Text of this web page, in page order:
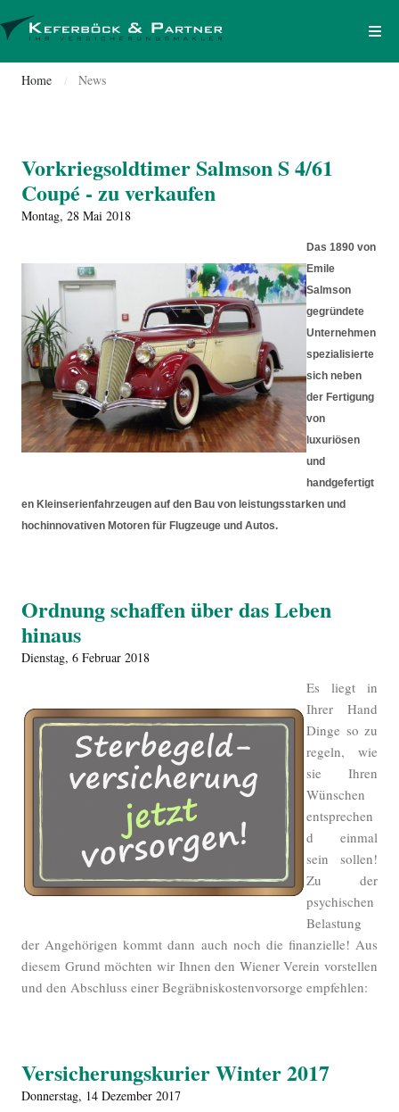
Home / News
Vorkriegsoldtimer Salmson S 4/61
Coupé - zu verkaufen
Montag, 28 Mai 2018
Das 1890 von
Emile
Salmson
gegründete
Unternehmen
spezialisierte
sich neben
der Fertigung
von
luxuriösen
und
handgefertigt
en Kleinserienfahrzeugen auf den Bau von leistungsstarken und
hochinnovativen Motoren für Flugzeuge und Autos.
Ordnung schaffen über das Leben
hinaus
Dienstag, 6 Februar 2018
Es liegt in
Ihrer Hand
Dinge so zu
regeln, wie
sie Ihren
Wünschen
entsprechen
d einmal
sein sollen!
Zu der
psychischen
Belastung
der Angehörigen kommt dann auch noch die finanzielle! Aus
diesem Grund möchten wir Ihnen den Wiener Verein vorstellen
und den Abschluss einer Begräbniskostenvorsorge empfehlen:
Versicherungskurier Winter 2017
Donnerstag, 14 Dezember 2017